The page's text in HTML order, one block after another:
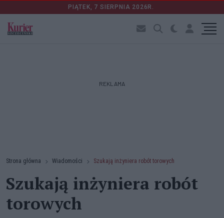
PIĄTEK, 7 SIERPNIA 2026R.
REKLAMA
Strona główna Wiadomości Szukają inżyniera robót torowych
Szukają inżyniera robót
torowych